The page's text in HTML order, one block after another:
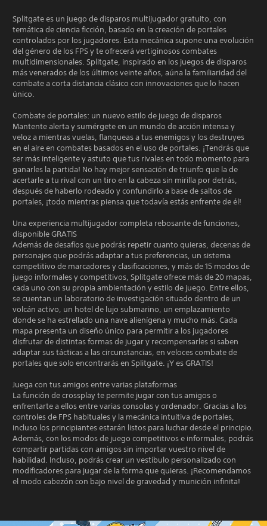
Splitgate es un juego de disparos multijugador gratuito, con
temática de ciencia ficción, basado en la creación de portales
controlados por los jugadores. Esta mecánica supone una evolución
del género de los FPS y te ofrecerá vertiginosos combates
multidimensionales. Splitgate, inspirado en los juegos de disparos
más venerados de los últimos veinte años, aúna la familiaridad del
combate a corta distancia clásico con innovaciones que lo hacen
único.
Combate de portales: un nuevo estilo de juego de disparos
Mantente alerta y sumérgete en un mundo de acción intensa y
veloz a mientras vuelas, flanqueas a tus enemigos y los destruyes
en el aire en combates basados en el uso de portales. ¡Tendrás que
ser más inteligente y astuto que tus rivales en todo momento para
ganarles la partida! No hay mejor sensación de triunfo que la de
acertarle a tu rival con un tiro en la cabeza sin mirilla por detrás,
después de haberlo rodeado y confundirlo a base de saltos de
portales, ¡todo mientras piensa que todavía estás enfrente de él!
Una experiencia multijugador completa rebosante de funciones,
disponible GRATIS
Además de desafíos que podrás repetir cuanto quieras, decenas de
personajes que podrás adaptar a tus preferencias, un sistema
competitivo de marcadores y clasificaciones, y más de 15 modos de
juego informales y competitivos, Splitgate ofrece más de 20 mapas,
cada uno con su propia ambientación y estilo de juego. Entre ellos,
se cuentan un laboratorio de investigación situado dentro de un
volcán activo, un hotel de lujo submarino, un emplazamiento
donde se ha estrellado una nave alienígena y mucho más. Cada
mapa presenta un diseño único para permitir a los jugadores
disfrutar de distintas formas de jugar y recompensarles si saben
adaptar sus tácticas a las circunstancias, en veloces combate de
portales que solo encontrarás en Splitgate. ¡Y es GRATIS!
Juega con tus amigos entre varias plataformas
La función de crossplay te permite jugar con tus amigos o
enfrentarte a ellos entre varias consolas y ordenador. Gracias a los
controles de FPS habituales y la mecánica intuitiva de portales,
incluso los principiantes estarán listos para luchar desde el principio.
Además, con los modos de juego competitivos e informales, podrás
compartir partidas con amigos sin importar vuestro nivel de
habilidad. Incluso, podrás crear un vestíbulo personalizado con
modificadores para jugar de la forma que quieras. ¡Recomendamos
el modo cabezón con bajo nivel de gravedad y munición infinita!